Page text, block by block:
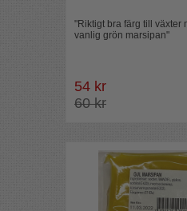
"Riktigt bra färg till växter
vanlig grön marsipan"
54 kr
60 kr